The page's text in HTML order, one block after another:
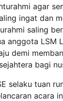
agar
ingat dan
saling
anggota LSM
demi
bagi
selaku tuan
acara